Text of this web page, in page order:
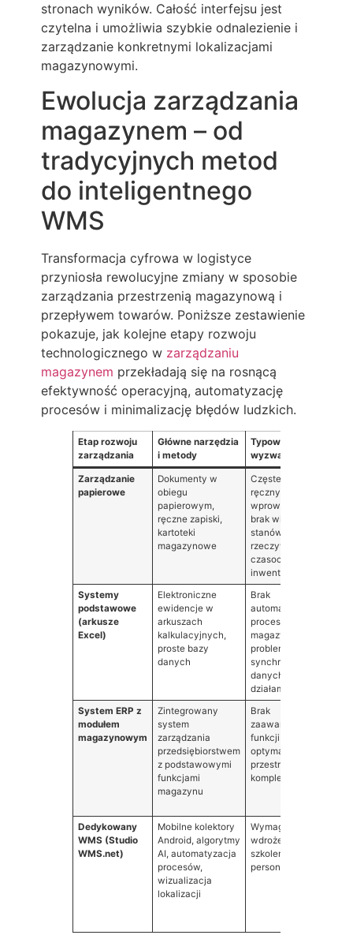
stronach wyników. Całość interfejsu jest
czytelna i umożliwia szybkie odnalezienie i
zarządzanie konkretnymi lokalizacjami
magazynowymi.
Ewolucja zarządzania
magazynem – od
tradycyjnych metod
do inteligentnego
WMS
Transformacja cyfrowa w logistyce
przyniosła rewolucyjne zmiany w sposobie
zarządzania przestrzenią magazynową i
przepływem towarów. Poniższe zestawienie
pokazuje, jak kolejne etapy rozwoju
technologicznego w zarządzaniu
magazynem przekładają się na rosnącą
efektywność operacyjną, automatyzację
procesów i minimalizację błędów ludzkich.
Etap rozwoju
zarządzania
Główne narzędzia
i metody
Typowe
wyzwania
Zarządzanie
papierowe
Dokumenty w
obiegu
papierowym,
ręczne zapiski,
kartoteki
magazynowe
Częste błędy przy
ręcznym
wprowadzaniu,
brak widoczności
stanów w czasie
rzeczywistym,
czasochłonne
inwentaryzacje
Systemy
podstawowe
(arkusze
Excel)
Elektroniczne
ewidencje w
arkuszach
kalkulacyjnych,
proste bazy
danych
Brak
automatyzacji
procesów
magazynowych,
problemy z
synchronizacją
danych między
działami
System ERP z
modułem
magazynowym
Zintegrowany
system
zarządzania
przedsiębiorstwem
z podstawowymi
funkcjami
magazynu
Brak
zaawansowanych
funkcji
optymalizacji
przestrzeni i tras
kompletacji
Dedykowany
WMS (Studio
WMS.net)
Mobilne kolektory
Android, algorytmy
AI, automatyzacja
procesów,
wizualizacja
lokalizacji
Wymaga
wdrożenia i
szkolenia
personelu